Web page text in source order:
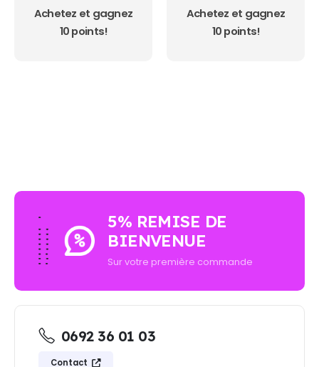
Achetez et gagnez
10 points!
Achetez et gagnez
10 points!
5% REMISE DE
BIENVENUE
Sur votre première commande
0692 36 01 03
Contact